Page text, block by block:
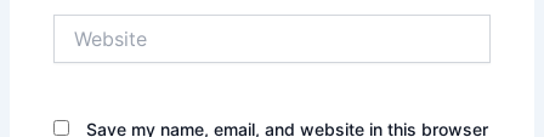
Save my name, email, and website in this browser